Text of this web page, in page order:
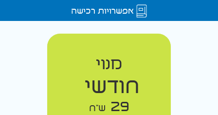
אפשרויות רכישה
מנוי
חודשי
29 ש"ח